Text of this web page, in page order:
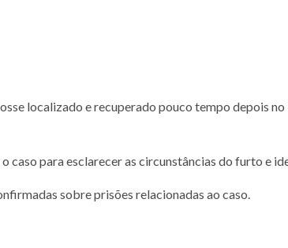
localizado e recuperado pouco tempo depois
caso para esclarecer as circunstâncias do furto e
sobre prisões relacionadas ao caso.